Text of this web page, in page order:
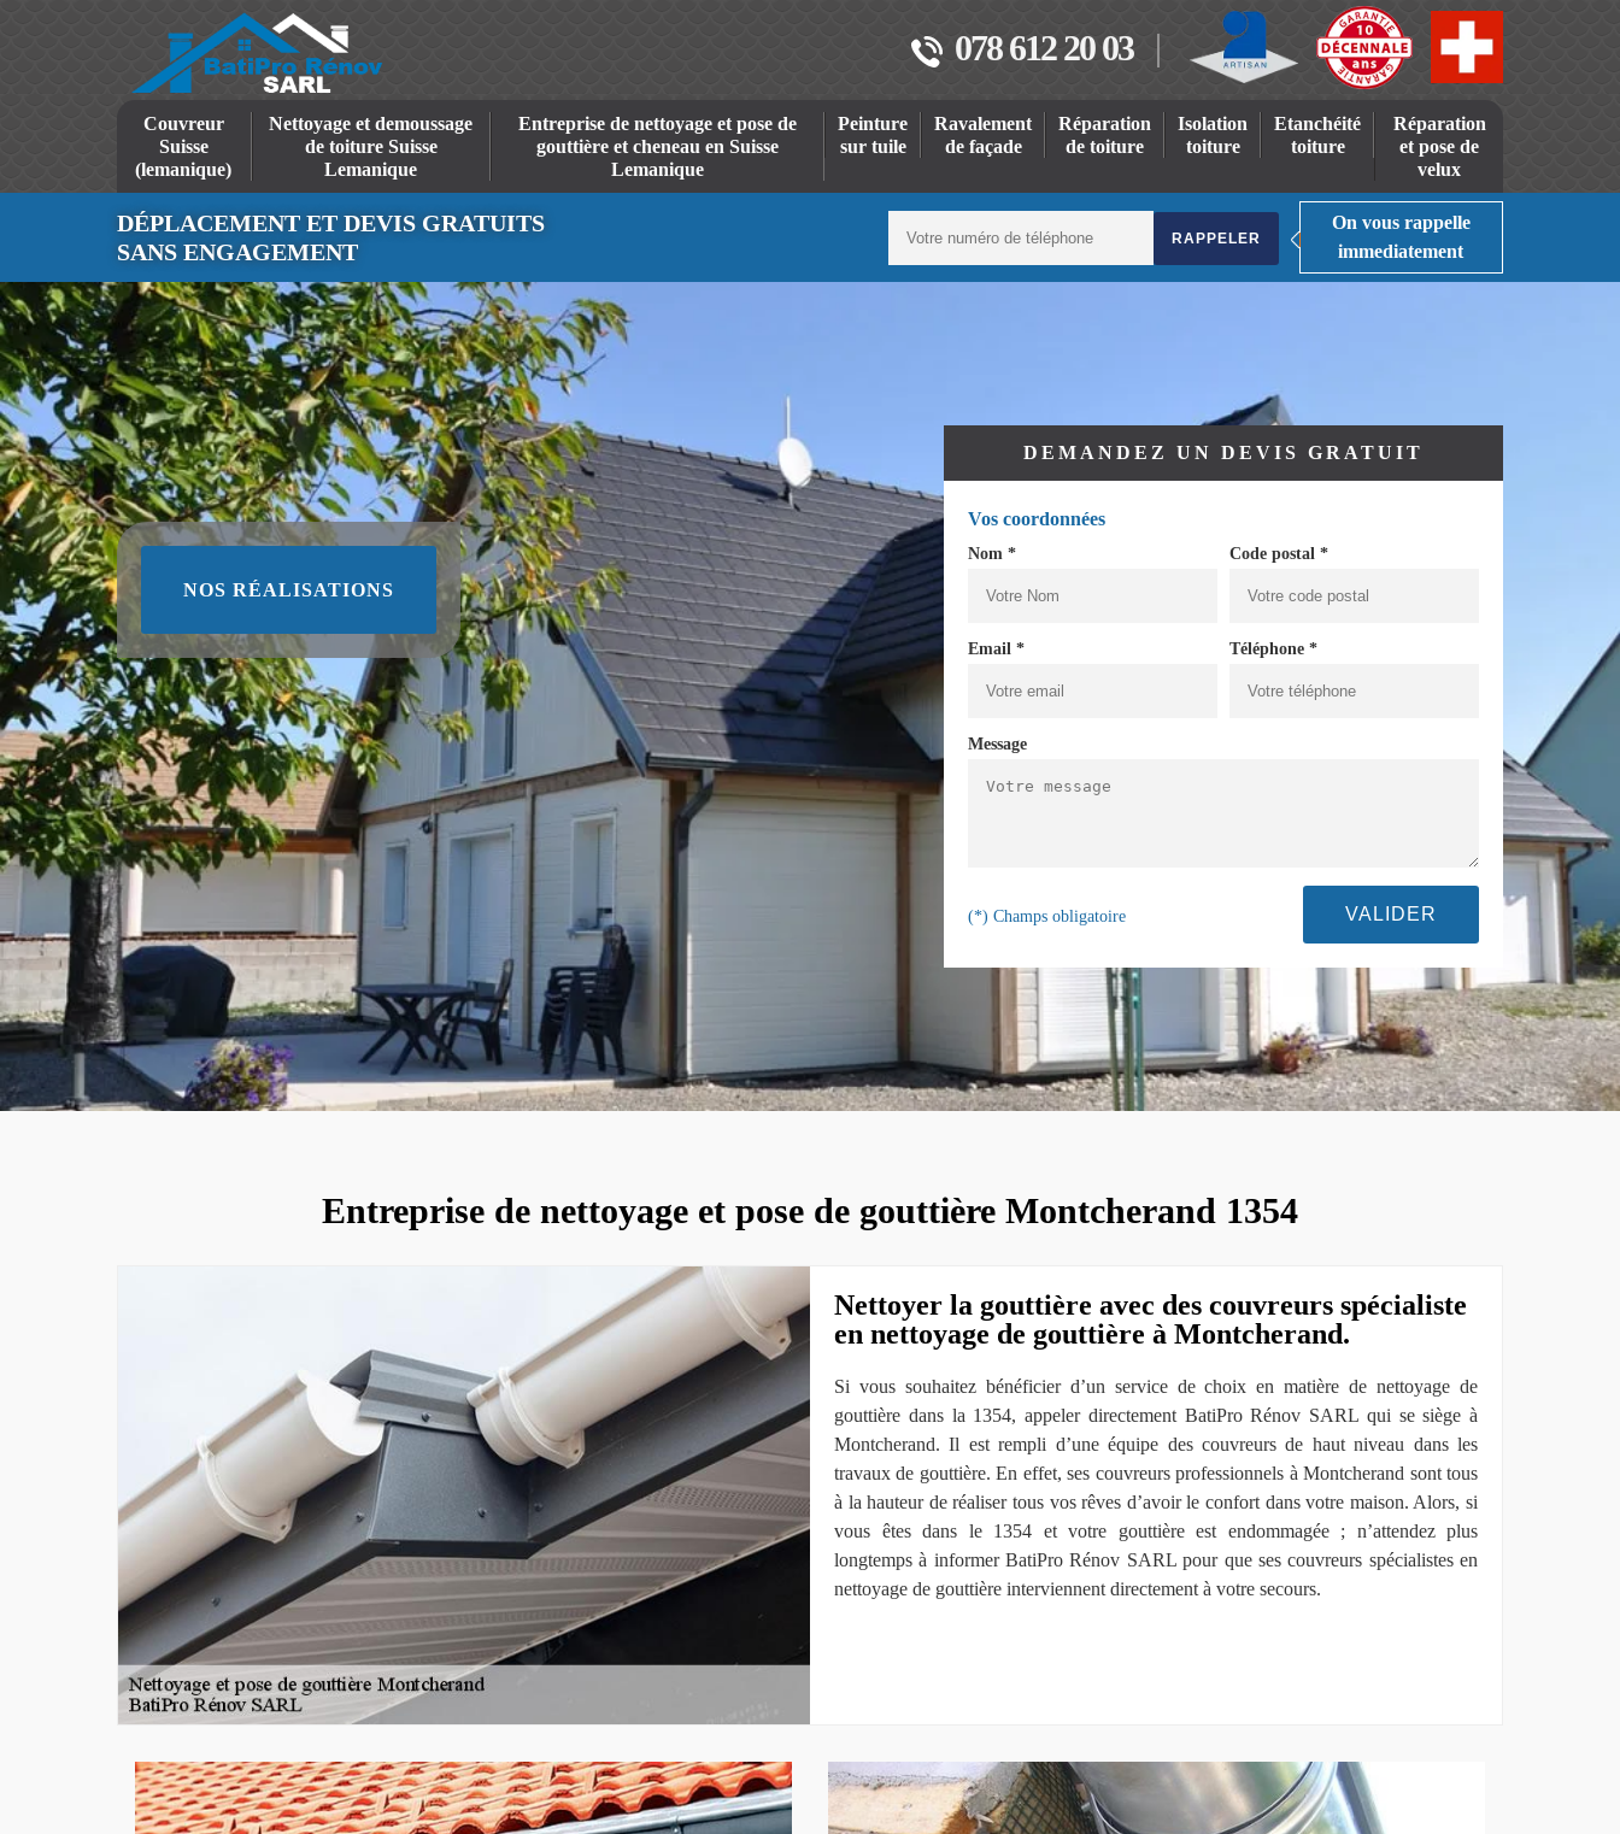
078 612 20 03
Couvreur
Suisse
(lemanique)
Nettoyage et demoussage
de toiture Suisse
Lemanique
Entreprise de nettoyage et pose de
gouttière et cheneau en Suisse
Lemanique
Peinture
sur tuile
Ravalement
de façade
Réparation
de toiture
Isolation
toiture
Etanchéité
toiture
Réparation
et pose de
velux
DÉPLACEMENT ET DEVIS GRATUITS
SANS ENGAGEMENT
On vous rappelle
immediatement
NOS RÉALISATIONS
DEMANDEZ UN DEVIS GRATUIT
Vos coordonnées
Nom * Code postal *
Email * Téléphone *
Message
(*) Champs obligatoire
Entreprise de nettoyage et pose de gouttière Montcherand 1354
Nettoyer la gouttière avec des couvreurs spécialiste
en nettoyage de gouttière à Montcherand.
Si vous souhaitez bénéficier d’un service de choix en matière de nettoyage de
gouttière dans la 1354, appeler directement BatiPro Rénov SARL qui se siège à
Montcherand. Il est rempli d’une équipe des couvreurs de haut niveau dans les
travaux de gouttière. En effet, ses couvreurs professionnels à Montcherand sont tous
à la hauteur de réaliser tous vos rêves d’avoir le confort dans votre maison. Alors, si
vous êtes dans le 1354 et votre gouttière est endommagée ; n’attendez plus
longtemps à informer BatiPro Rénov SARL pour que ses couvreurs spécialistes en
nettoyage de gouttière interviennent directement à votre secours.